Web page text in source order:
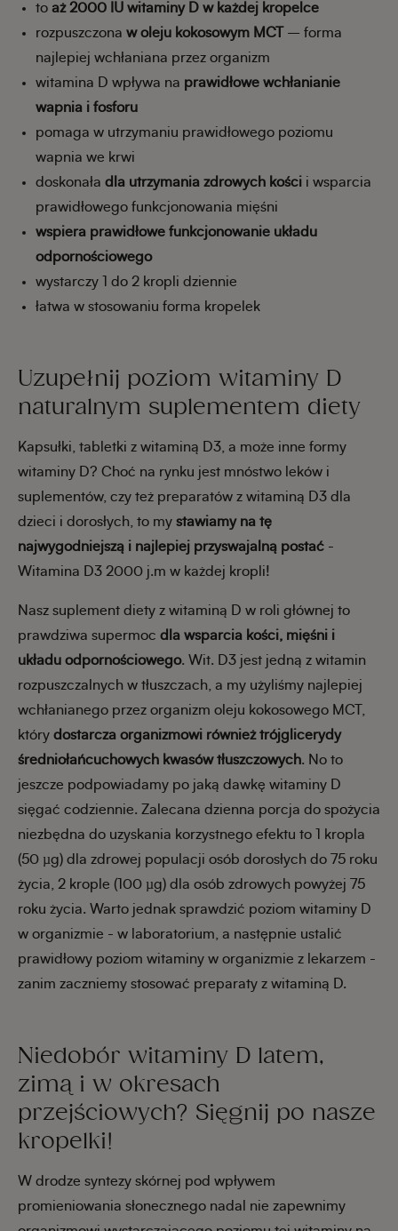
to aż 2000 IU witaminy D w każdej kropelce
rozpuszczona w oleju kokosowym MCT – forma
najlepiej wchłaniana przez organizm
witamina D wpływa na prawidłowe wchłanianie
wapnia i fosforu
pomaga w utrzymaniu prawidłowego poziomu
wapnia we krwi
doskonała dla utrzymania zdrowych kości i wsparcia
prawidłowego funkcjonowania mięśni
wspiera prawidłowe funkcjonowanie układu
odpornościowego
wystarczy 1 do 2 kropli dziennie
łatwa w stosowaniu forma kropelek
Uzupełnij poziom witaminy D
naturalnym suplementem diety
Kapsułki, tabletki z witaminą D3, a może inne formy
witaminy D? Choć na rynku jest mnóstwo leków i
suplementów, czy też preparatów z witaminą D3 dla
dzieci i dorosłych, to my stawiamy na tę
najwygodniejszą i najlepiej przyswajalną postać -
Witamina D3 2000 j.m w każdej kropli!
Nasz suplement diety z witaminą D w roli głównej to
prawdziwa supermoc dla wsparcia kości, mięśni i
układu odpornościowego. Wit. D3 jest jedną z witamin
rozpuszczalnych w tłuszczach, a my użyliśmy najlepiej
wchłanianego przez organizm oleju kokosowego MCT,
który dostarcza organizmowi również trójglicerydy
średniołańcuchowych kwasów tłuszczowych. No to
jeszcze podpowiadamy po jaką dawkę witaminy D
sięgać codziennie. Zalecana dzienna porcja do spożycia
niezbędna do uzyskania korzystnego efektu to 1 kropla
(50 µg) dla zdrowej populacji osób dorosłych do 75 roku
życia, 2 krople (100 µg) dla osób zdrowych powyżej 75
roku życia. Warto jednak sprawdzić poziom witaminy D
w organizmie - w laboratorium, a następnie ustalić
prawidłowy poziom witaminy w organizmie z lekarzem -
zanim zaczniemy stosować preparaty z witaminą D.
Niedobór witaminy D latem,
zimą i w okresach
przejściowych? Sięgnij po nasze
kropelki!
W drodze syntezy skórnej pod wpływem
promieniowania słonecznego nadal nie zapewnimy